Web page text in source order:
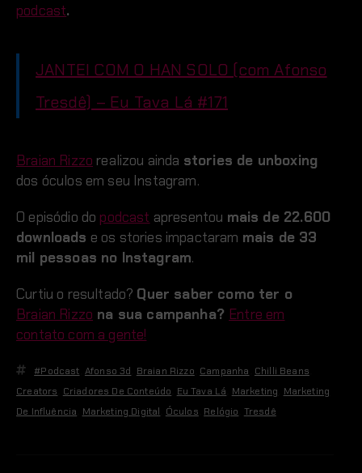
podcast.
JANTEI COM O HAN SOLO (com Afonso
Tresdê) – Eu Tava Lá #171
Braian Rizzo realizou ainda stories de unboxing
dos óculos em seu Instagram.
O episódio do podcast apresentou mais de 22.600
downloads e os stories impactaram mais de 33
mil pessoas no Instagram.
Curtiu o resultado? Quer saber como ter o
Braian Rizzo na sua campanha? Entre em
contato com a gente!
#podcast Afonso 3d Braian Rizzo Campanha Chilli Beans
Creators Criadores De Conteúdo Eu Tava Lá Marketing Marketing
De Influência Marketing Digital Óculos Relógio Tresdê